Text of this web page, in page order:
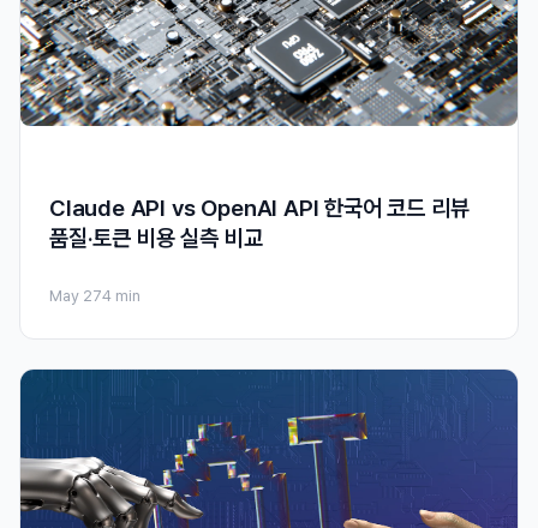
Claude API vs OpenAI API 한국어 코드 리뷰
품질·토큰 비용 실측 비교
May 274 min